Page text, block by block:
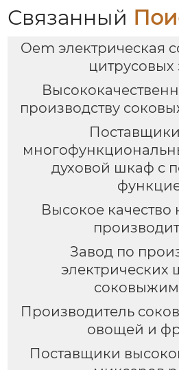
Связанный
Oem электрическая
цитрусовых
производству
духовой шкаф с
Высокое качество
Завод по
электрических
Производитель
овощей и
Поставщики